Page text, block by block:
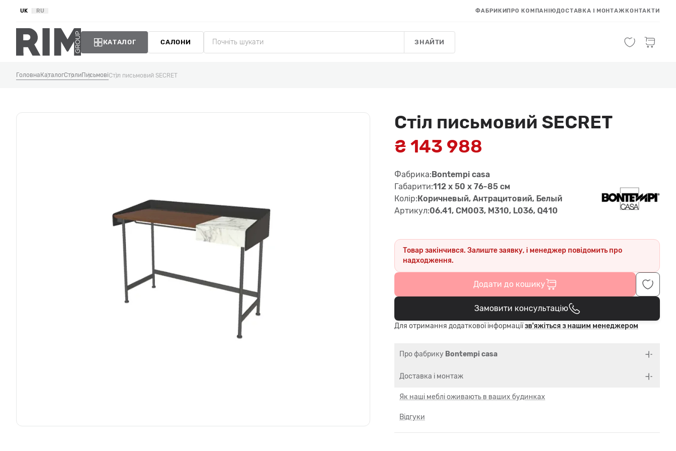
UK RU ФАБРИКИПРО КОМПАНІЮДОСТАВКА І МОНТАЖКОНТАКТИ
КАТАЛОГ САЛОНИ ЗНАЙТИ
Головна КаталогСтолиПисьмовіСтіл письмовий SECRET
Стіл письмовий SECRET
₴ 143 988
Фабрика:Bontempi casa
Габарити:112 x 50 x 76-85 см
Колір:Коричневый, Антрацитовий, Белый
Артикул:06.41, CM003, M310, L036, Q410
Товар закінчився. Залиште заявку, і менеджер повідомить про
надходження.
Додати до кошику
В кошику
Замовити консультацію
Для отримання додаткової інформаціїзв'яжіться з нашим менеджером
Про фабрику Bontempi casa
Доставка і монтаж
Як наші меблі оживають в ваших будинках
Відгуки